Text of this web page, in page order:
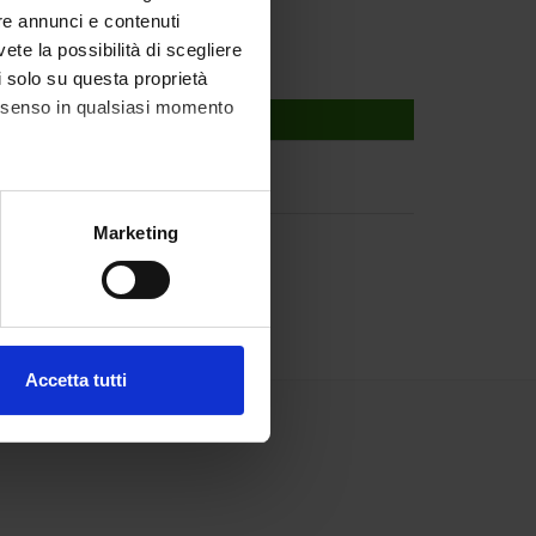
annunci e contenuti
la possibilità di scegliere
su questa proprietà
in qualsiasi momento
metro,Marketing
Accetta tutti